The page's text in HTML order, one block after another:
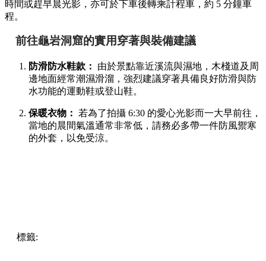
時間或趕早晨光影，亦可於下車後轉乘計程車，約 5 分鐘車
程。
前往龜岩洞窟的實用穿著與裝備建議
防滑防水鞋款：
由於景點靠近溪流與濕地，木棧道及周
邊地面經常潮濕滑溜，強烈建議穿著具備良好防滑與防
水功能的運動鞋或登山鞋。
保暖衣物： 若為了拍攝 6:30 的愛心光影而一大早前往，
當地的晨間氣溫通常非常低，請務必多帶一件防風禦寒
的外套，以免受涼。
標籤: